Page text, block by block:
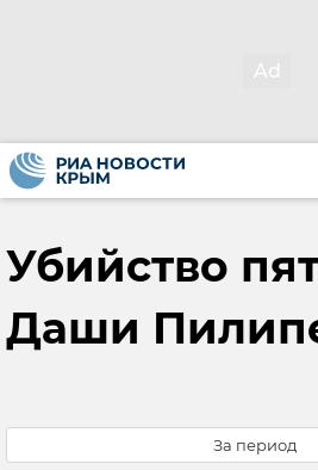
Убийство
Даши
За период